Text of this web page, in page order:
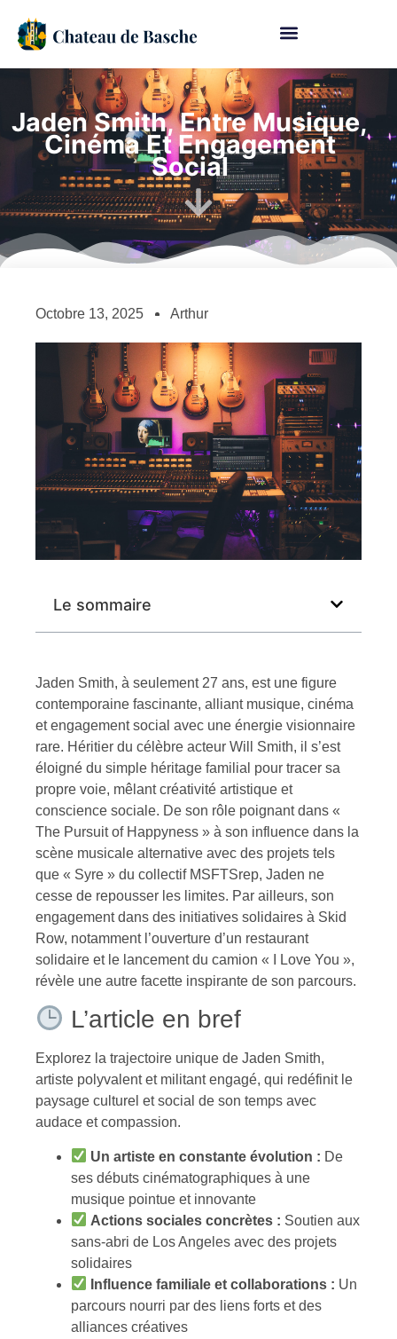
Jaden Smith, Entre Musique,
Cinéma Et Engagement
Social
Octobre 13, 2025 Arthur
Le sommaire
Jaden Smith, à seulement 27 ans, est une figure
contemporaine fascinante, alliant musique, cinéma
et engagement social avec une énergie visionnaire
rare. Héritier du célèbre acteur Will Smith, il s’est
éloigné du simple héritage familial pour tracer sa
propre voie, mêlant créativité artistique et
conscience sociale. De son rôle poignant dans «
The Pursuit of Happyness » à son influence dans la
scène musicale alternative avec des projets tels
que « Syre » du collectif MSFTSrep, Jaden ne
cesse de repousser les limites. Par ailleurs, son
engagement dans des initiatives solidaires à Skid
Row, notamment l’ouverture d’un restaurant
solidaire et le lancement du camion « I Love You »,
révèle une autre facette inspirante de son parcours.
L’article en bref
Explorez la trajectoire unique de Jaden Smith,
artiste polyvalent et militant engagé, qui redéfinit le
paysage culturel et social de son temps avec
audace et compassion.
Un artiste en constante évolution : De
ses débuts cinématographiques à une
musique pointue et innovante
Actions sociales concrètes : Soutien aux
sans-abri de Los Angeles avec des projets
solidaires
Influence familiale et collaborations : Un
parcours nourri par des liens forts et des
alliances créatives